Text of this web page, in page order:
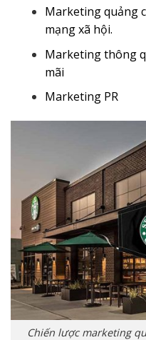
Marketing quảng
mạng xã hội.
Marketing thông
mãi
Marketing PR
Chiến lược marketing